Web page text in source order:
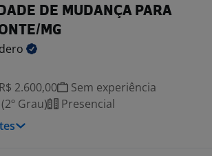
DE MUDANÇA PARA
MG
2.600,00
Sem experiência
Grau)
Presencial